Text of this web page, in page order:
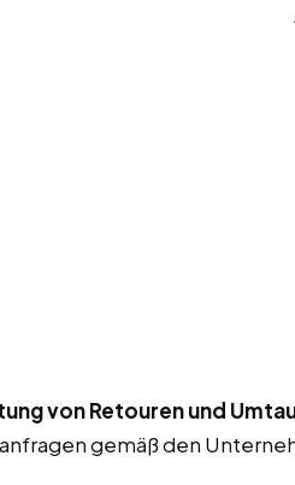
von Retouren und
gemäß den